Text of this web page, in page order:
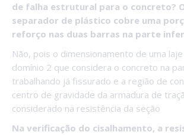
de falha estrutural para o concreto?
separador de plástico cobre uma
reforço nas duas barras na parte
Não, pois o dimensionamento de uma
domínio 2 que considera o concreto na
trabalhando já fissurado e a região de
centro de gravidade da armadura de
considerado na resistência da seção
Na verificação do cisalhamento, a